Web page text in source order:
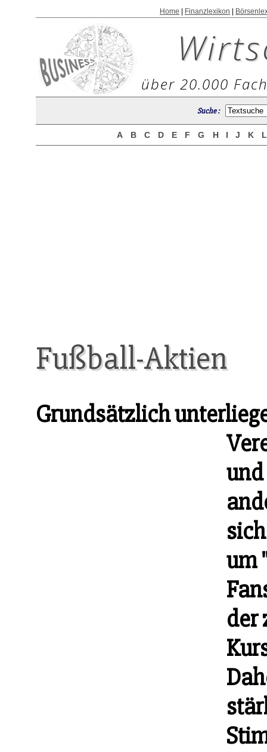
Home Finanzlexikon
über 20.000
Suche :
A B C D E F G H I J K
Fußball-Aktien
Grundsätzlich
um
der